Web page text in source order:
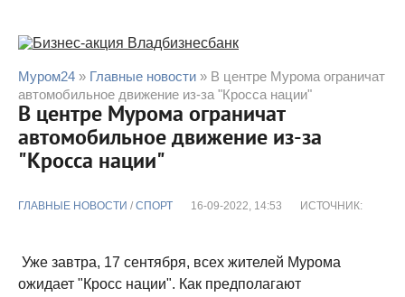
Муром24 » Главные новости » В центре Мурома ограничат
автомобильное движение из-за "Кросса нации"
В центре Мурома ограничат
автомобильное движение из-за
"Кросса нации"
ГЛАВНЫЕ НОВОСТИ / CПОРТ 16-09-2022, 14:53 ИСТОЧНИК:
Уже завтра, 17 сентября, всех жителей Мурома
ожидает "Кросс нации". Как предполагают